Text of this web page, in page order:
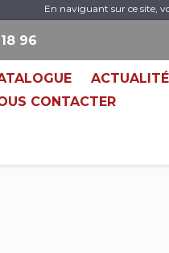
En naviguant sur ce site,
96
ACTUALITÉ
CONTACTER